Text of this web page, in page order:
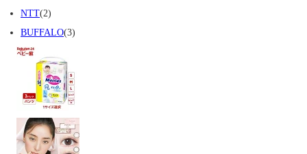
NTT(2)
BUFFALO(3)